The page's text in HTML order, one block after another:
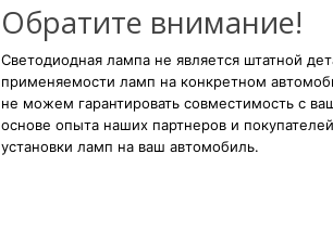
Обратите внимание!
Светодиодная лампа не является штатной
применяемости ламп на конкретном
не можем гарантировать совместимость с
основе опыта наших партнеров и
установки ламп на ваш автомобиль.